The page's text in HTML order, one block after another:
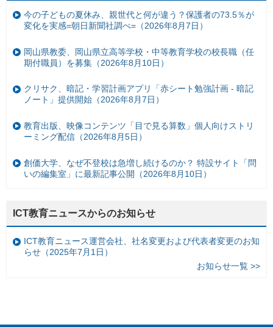
今の子どもの夏休み、親世代と何が違う？保護者の73.5％が
変化を実感=朝日新聞社調べ=（2026年8月7日）
岡山県教委、岡山県立高等学校・中等教育学校の校長職（任
期付職員）を募集（2026年8月10日）
クリサク、暗記・学習計画アプリ「赤シート勉強計画 - 暗記
ノート」提供開始（2026年8月7日）
教育出版、映像コンテンツ「目で見る算数」個人向けストリ
ーミング配信（2026年8月5日）
創価大学、なぜ不登校は急増し続けるのか？ 特設サイト「問
いの編集室」に最新記事公開（2026年8月10日）
ICT教育ニュースからのお知らせ
ICT教育ニュース運営会社、社名変更および代表者変更のお知
らせ（2025年7月1日）
お知らせ一覧 >>